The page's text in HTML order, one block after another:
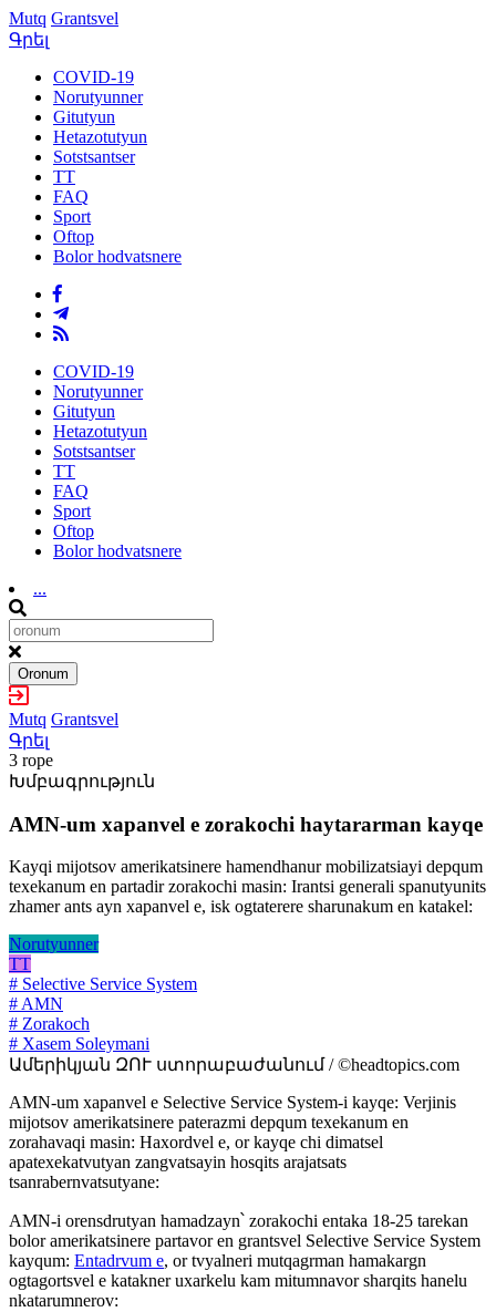
Mutq Grantsvel
Գրել
COVID-19
Norutyunner
Gitutyun
Hetazotutyun
Sotstsantser
TT
FAQ
Sport
Oftop
Bolor hodvatsnere
COVID-19
Norutyunner
Gitutyun
Hetazotutyun
Sotstsantser
TT
FAQ
Sport
Oftop
Bolor hodvatsnere
...
Oronum
Mutq Grantsvel
Գրել
3 rope
Խմբագրություն
AMN-um xapanvel e zorakochi haytararman kayqe
Kayqi mijotsov amerikatsinere hamendhanur mobilizatsiayi depqum
texekanum en partadir zorakochi masin: Irantsi generali spanutyunits
zhamer ants ayn xapanvel e, isk ogtaterere sharunakum en katakel:
Norutyunner
TT
# Selective Service System
# AMN
# Zorakoch
# Xasem Soleymani
Ամերիկյան ԶՈՒ ստորաբաժանում / ©headtopics.com
AMN-um xapanvel e Selective Service System-i kayqe: Verjinis
mijotsov amerikatsinere paterazmi depqum texekanum en
zorahavaqi masin: Haxordvel e, or kayqe chi dimatsel
apatexekatvutyan zangvatsayin hosqits arajatsats
tsanrabernvatsutyane:
AMN-i orensdrutyan hamadzayn՝ zorakochi entaka 18-25 tarekan
bolor amerikatsinere partavor en grantsvel Selective Service System
kayqum: Entadrvum e, or tvyalneri mutqagrman hamakargn
ogtagortsvel e katakner uxarkelu kam mitumnavor sharqits hanelu
nkatarumnerov: